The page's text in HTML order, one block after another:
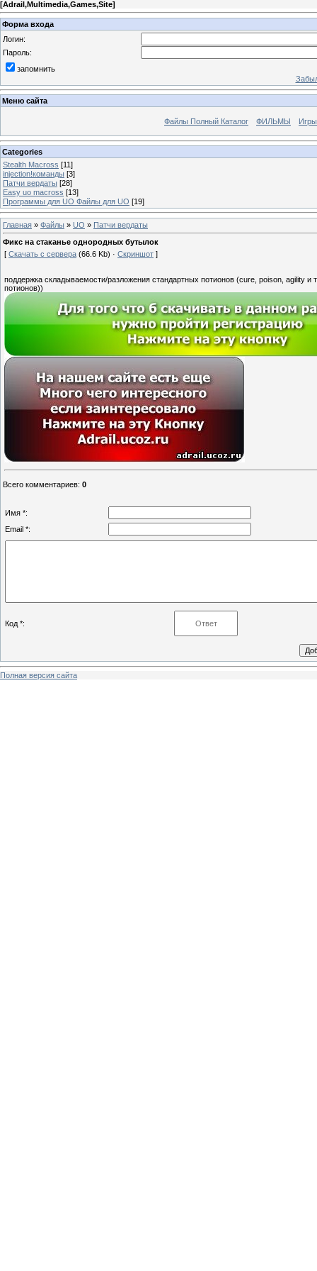
[Adrail,Multimedia,Games,Site]
Форма входа
Логин:
Пароль:
запомнить
Меню сайта
Файлы Полный Каталог ФИЛЬМЫ
Categories
Stealth Macross [11]
injection!команды [3]
Патчи вердаты [28]
Easy uo macross [13]
Программы для UO Файлы для UO [19]
Главная » Файлы » UO » Патчи вердаты
Фикс на стаканье однородных бутылок
[ Скачать с сервера (66.6 Kb) · Скриншот ]
поддержка складываемости/разложения стандартных потионов (cure, poison, agility
потионов))
Всего комментариев: 0
Имя *:
Email *:
Код *:
Полная версия сайта